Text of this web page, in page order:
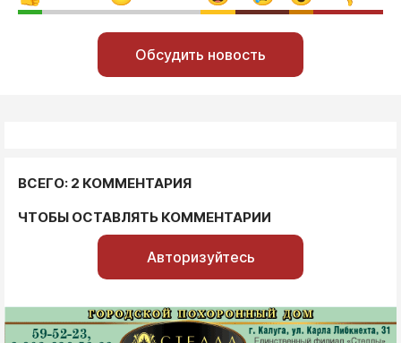
Обсудить новость
ВСЕГО: 2 КОММЕНТАРИЯ
ЧТОБЫ ОСТАВЛЯТЬ КОММЕНТАРИИ
Авторизуйтесь